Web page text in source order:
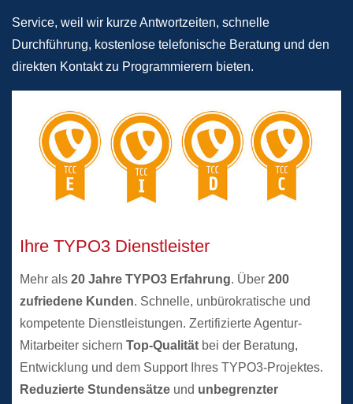
Service, weil wir kurze Antwortzeiten, schnelle
Durchführung, kostenlose telefonische Beratung und den
direkten Kontakt zu Programmierern bieten.
Ihre TYPO3 Dienstleister
Mehr als 20 Jahre TYPO3 Erfahrung. Über 200
zufriedene Kunden. Schnelle, unbürokratische und
kompetente Dienstleistungen. Zertifizierte Agentur-
Mitarbeiter sichern Top-Qualität bei der Beratung,
Entwicklung und dem Support Ihres TYPO3-Projektes.
Reduzierte Stundensätze und unbegrenzter